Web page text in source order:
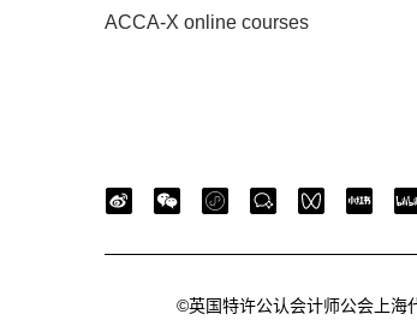
ACCA-X online courses
©英国特许公认会计师公会上